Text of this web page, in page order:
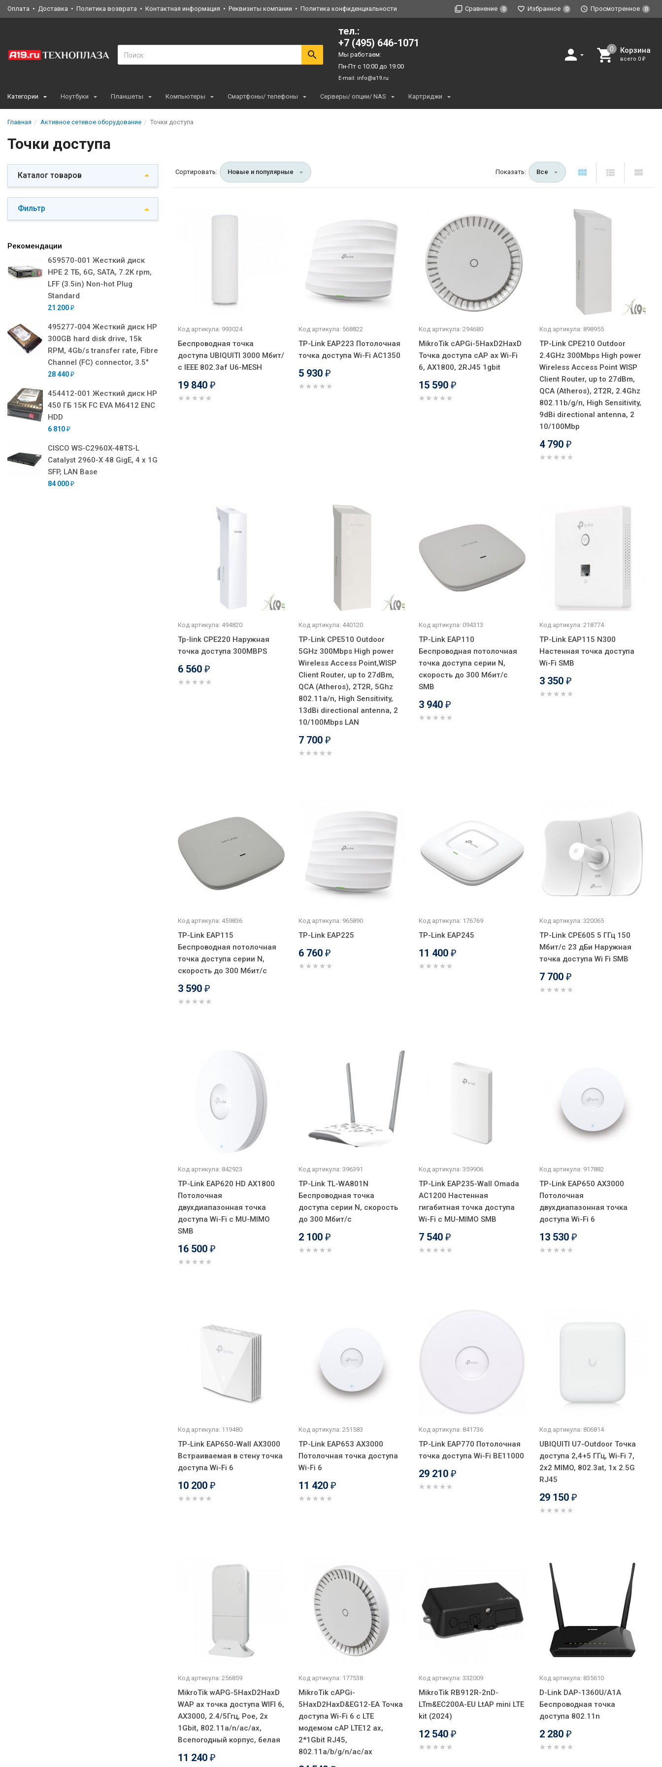
Оплата Доставка Политика возврата Контактная информация Реквизиты компании Политика конфиденциальности Сравнение 0 Избранное 0 Просмотренное 0
тел.:
+7 (495) 646-1071
Мы работаем:
Пн-Пт с 10:00 до 19:00
E-mail: info@a19.ru
Корзина
всего 0 ₽
Категории Ноутбуки Планшеты Компьютеры Смартфоны/ телефоны Серверы/ опции/ NAS Картриджи
Главная Активное сетевое оборудование Точки доступа
Точки доступа
Каталог товаров
Фильтр
Рекомендации
659570-001 Жесткий диск
HPE 2 ТБ, 6G, SATA, 7.2K rpm,
LFF (3.5in) Non-hot Plug
Standard
21 200 ₽
495277-004 Жесткий диск HP
300GB hard disk drive, 15k
RPM, 4Gb/s transfer rate, Fibre
Channel (FC) connector, 3.5"
28 440 ₽
454412-001 Жесткий диск HP
450 ГБ 15K FC EVA M6412 ENC
HDD
6 810 ₽
CISCO WS-C2960X-48TS-L
Catalyst 2960-X 48 GigE, 4 x 1G
SFP, LAN Base
84 000 ₽
Сортировать: Новые и популярные Показать: Все
Код артикула: 993024
Беспроводная точка
доступа UBIQUITI 3000 Мбит/
с IEEE 802.3af U6-MESH
19 840 ₽
Код артикула: 568822
TP-Link EAP223 Потолочная
точка доступа Wi-Fi AC1350
5 930 ₽
Код артикула: 294680
MikroTik cAPGi-5HaxD2HaxD
Точка доступа cAP ax Wi-Fi
6, AX1800, 2RJ45 1gbit
15 590 ₽
Код артикула: 898955
TP-Link CPE210 Outdoor
2.4GHz 300Mbps High power
Wireless Access Point WISP
Client Router, up to 27dBm,
QCA (Atheros), 2T2R, 2.4Ghz
802.11b/g/n, High Sensitivity,
9dBi directional antenna, 2
10/100Mbp
4 790 ₽
Код артикула: 494820
Tp-link CPE220 Наружная
точка доступа 300MBPS
6 560 ₽
Код артикула: 440120
TP-Link CPE510 Outdoor
5GHz 300Mbps High power
Wireless Access Point,WISP
Client Router, up to 27dBm,
QCA (Atheros), 2T2R, 5Ghz
802.11a/n, High Sensitivity,
13dBi directional antenna, 2
10/100Mbps LAN
7 700 ₽
Код артикула: 094313
TP-Link EAP110
Беспроводная потолочная
точка доступа серии N,
скорость до 300 Мбит/с
SMB
3 940 ₽
Код артикула: 218774
TP-Link EAP115 N300
Настенная точка доступа
Wi-Fi SMB
3 350 ₽
Код артикула: 459836
TP-Link EAP115
Беспроводная потолочная
точка доступа серии N,
скорость до 300 Мбит/с
3 590 ₽
Код артикула: 965890
TP-Link EAP225
6 760 ₽
Код артикула: 176769
TP-Link EAP245
11 400 ₽
Код артикула: 320065
TP-Link CPE605 5 ГГц 150
Мбит/с 23 дБи Наружная
точка доступа Wi Fi SMB
7 700 ₽
Код артикула: 842923
TP-Link EAP620 HD AX1800
Потолочная
двухдиапазонная точка
доступа Wi-Fi с MU-MIMO
SMB
16 500 ₽
Код артикула: 396391
TP-Link TL-WA801N
Беспроводная точка
доступа серии N, скорость
до 300 Мбит/с
2 100 ₽
Код артикула: 359906
TP-Link EAP235-Wall Omada
AC1200 Настенная
гигабитная точка доступа
Wi-Fi с MU-MIMO SMB
7 540 ₽
Код артикула: 917882
TP-Link EAP650 AX3000
Потолочная
двухдиапазонная точка
доступа Wi-Fi 6
13 530 ₽
Код артикула: 119480
TP-Link EAP650-Wall AX3000
Встраиваемая в стену точка
доступа Wi-Fi 6
10 200 ₽
Код артикула: 251583
TP-Link EAP653 AX3000
Потолочная точка доступа
Wi-Fi 6
11 420 ₽
Код артикула: 841736
TP-Link EAP770 Потолочная
точка доступа Wi-Fi BE11000
29 210 ₽
Код артикула: 806814
UBIQUITI U7-Outdoor Точка
доступа 2,4+5 ГГц, Wi-Fi 7,
2х2 MIMO, 802.3at, 1х 2.5G
RJ45
29 150 ₽
Код артикула: 256859
MikroTik wAPG-5HaxD2HaxD
WAP ax точка доступа WIFI 6,
AX3000, 2.4/5Ггц, Poe, 2x
1Gbit, 802.11a/n/ac/ax,
Всепогодный корпус, белая
11 240 ₽
Код артикула: 177538
MikroTik cAPGi-
5HaxD2HaxD&EG12-EA Точка
доступа Wi-Fi 6 с LTE
модемом cAP LTE12 ax,
2*1Gbit RJ45,
802.11a/b/g/n/ac/ax
Код артикула: 332009
MikroTik RB912R-2nD-
LTm&EC200A-EU LtAP mini LTE
kit (2024)
12 540 ₽
Код артикула: 835610
D-Link DAP-1360U/A1A
Беспроводная точка
доступа 802.11n
2 280 ₽